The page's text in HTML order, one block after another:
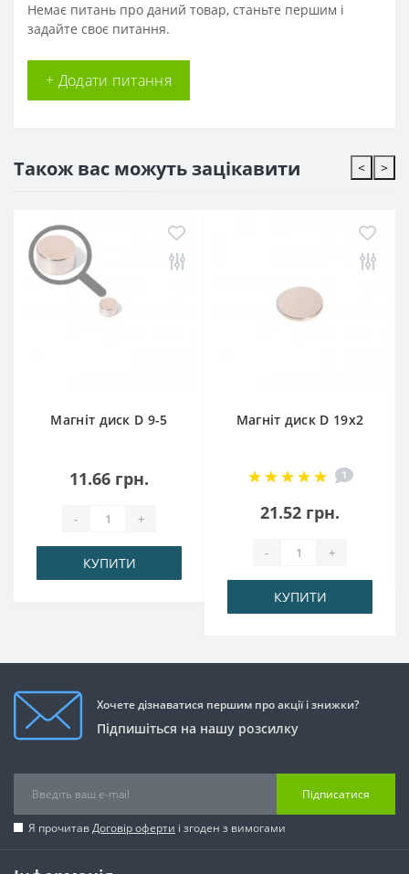
Немає питань про даний товар, станьте першим і
задайте своє питання.
+ Додати питання
Також вас можуть зацікавити <
Магніт диск D 9-5
11.66 грн.
- +
КУПИТИ
Магніт диск D 19x2
1
21.52 грн.
- +
КУПИТИ
>
Хочете дізнаватися першим про акції і знижки?
Підпишіться на нашу розсилку
Підписатися
Я прочитавДоговір оферти і згоден з вимогами